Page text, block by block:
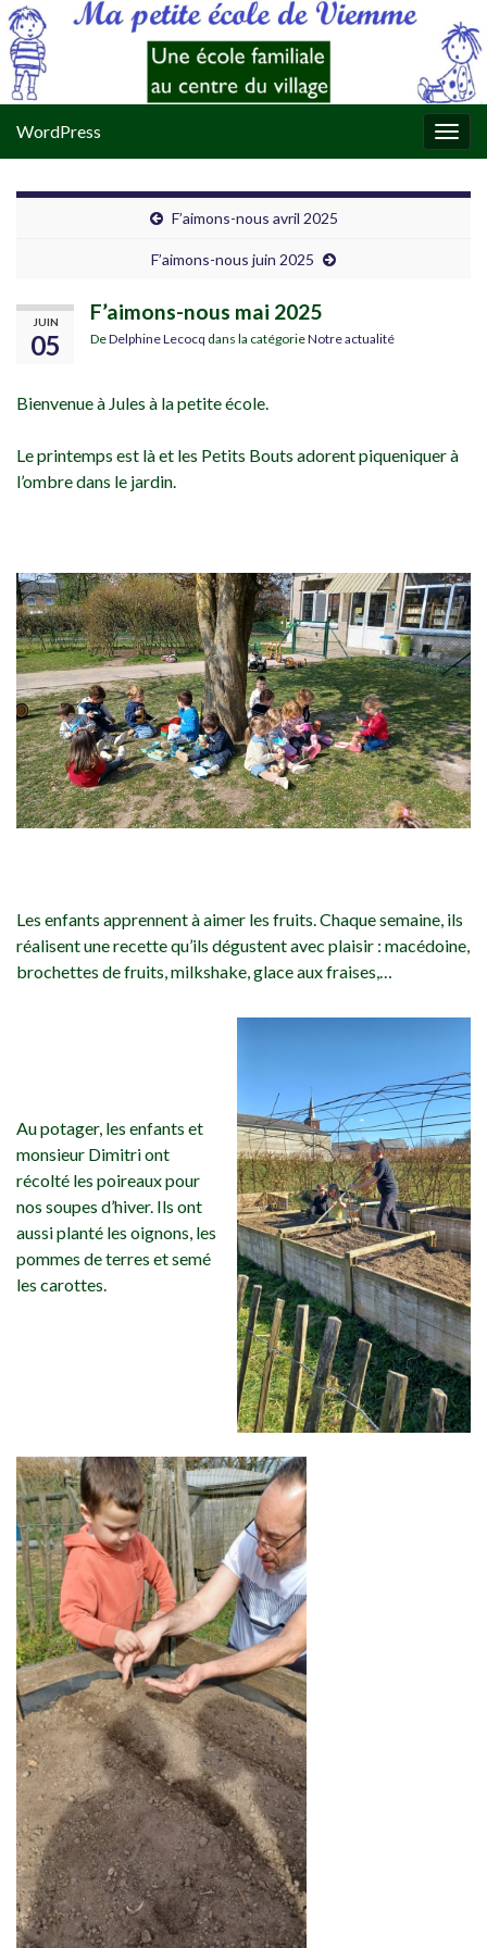
WordPress
F’aimons-nous avril 2025
F’aimons-nous juin 2025
JUIN
05
F’aimons-nous mai 2025
DeDelphine Lecocq dans la catégorieNotre actualité
Bienvenue à Jules à la petite école.
Le printemps est là et les Petits Bouts adorent piqueniquer à
l’ombre dans le jardin.
Les enfants apprennent à aimer les fruits. Chaque semaine, ils
réalisent une recette qu’ils dégustent avec plaisir : macédoine,
brochettes de fruits, milkshake, glace aux fraises,…
Au potager, les enfants et
monsieur Dimitri ont
récolté les poireaux pour
nos soupes d’hiver. Ils ont
aussi planté les oignons, les
pommes de terres et semé
les carottes.